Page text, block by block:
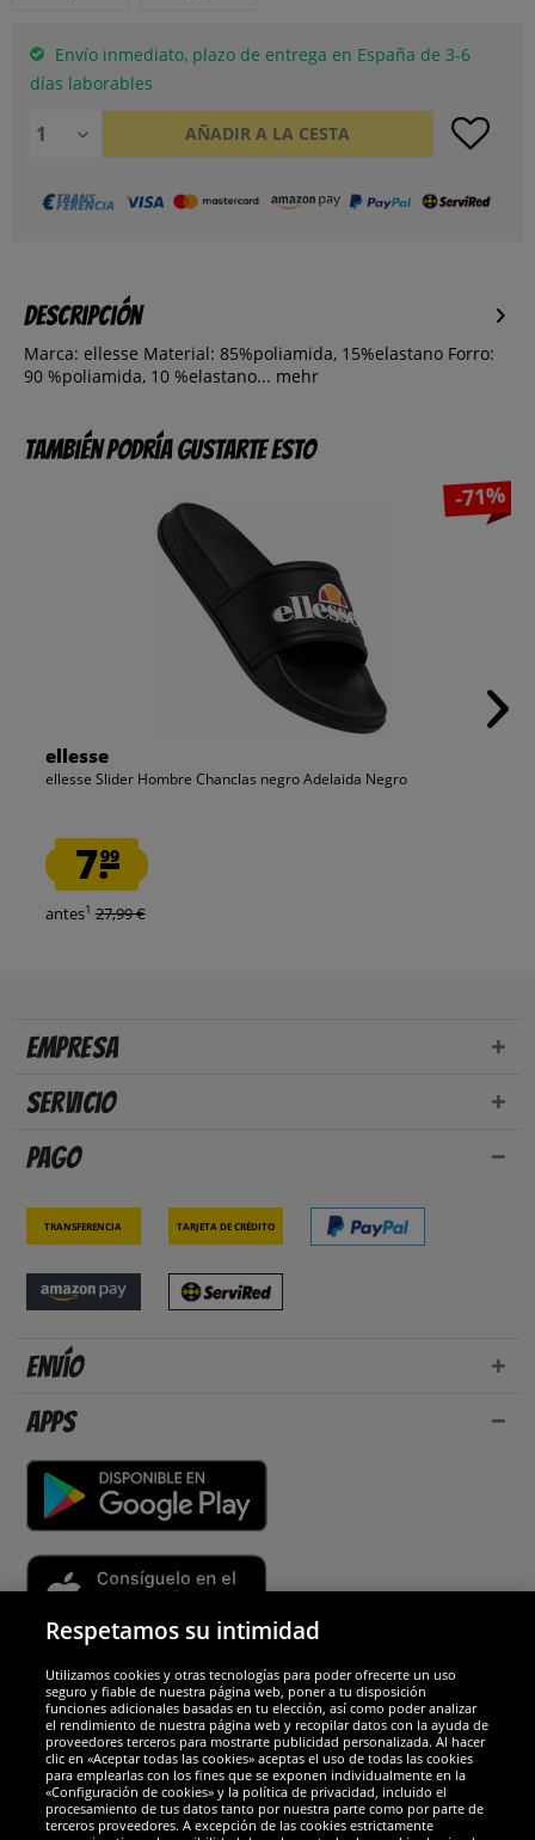
Envío inmediato, plazo de entrega en España de 3-6
días laborables
AÑADIR A LA CESTA
Descripción
Marca: ellesse Material: 85%poliamida, 15%elastano Forro:
90 %poliamida, 10 %elastano... mehr
También podría gustarte esto
-71%
ellesse
ellesse Slider Hombre Chanclas negro Adelaida Negro
7.99
antes1 27,99 €
Empresa
Servicio
Pago
Transferencia Tarjeta de crédito
Envío
Apps
Socios y seguridad
Galardones
Respetamos su intimidad
Utilizamos cookies y otras tecnologías para poder ofrecerte un uso
seguro y fiable de nuestra página web, poner a tu disposición
funciones adicionales basadas en tu elección, así como poder analizar
el rendimiento de nuestra página web y recopilar datos con la ayuda de
proveedores terceros para mostrarte publicidad personalizada. Al hacer
clic en «Aceptar todas las cookies» aceptas el uso de todas las cookies
para emplearlas con los fines que se exponen individualmente en la
«Configuración de cookies» y la política de privacidad, incluido el
procesamiento de tus datos tanto por nuestra parte como por parte de
terceros proveedores. A excepción de las cookies estrictamente